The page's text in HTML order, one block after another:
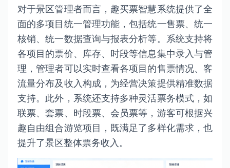
对于景区管理者而言，趣买票智慧系统提供了全
面的多项目统一管理功能，包括统一售票、统一
核销、统一数据查询与报表分析等。系统支持将
各项目的票价、库存、时段等信息集中录入与管
理，管理者可以实时查看各项目的售票情况、客
流量分布及收入构成，为经营决策提供精准数据
支持。此外，系统还支持多种灵活票务模式，如
联票、套票、时段票、会员票等，游客可根据兴
趣自由组合游览项目，既满足了多样化需求，也
提升了景区整体票务收入。